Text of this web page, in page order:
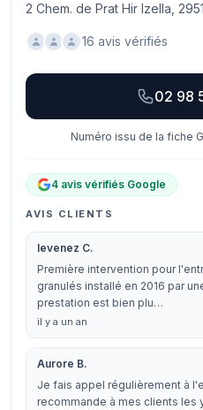
2 Chem. de Prat Hir Izella,
16 avis vérifiés
02 98
Numéro issu de la fiche
4 avis vérifiés Google
AVIS CLIENTS
levenez C.
Première intervention pour
granulés installé en 2016 par
prestation est bien plu…
il y a un an
Aurore B.
Je fais appel régulièrement à
recommande à mes clients les